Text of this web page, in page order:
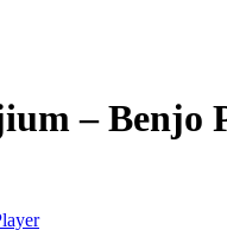
– Benjo